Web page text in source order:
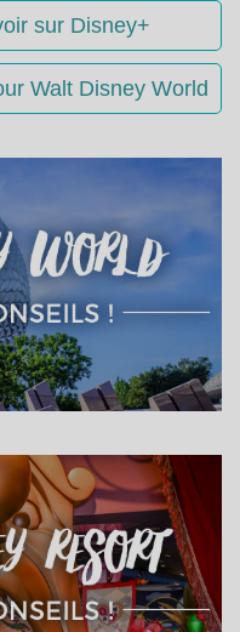
sur Disney+
Walt Disney World